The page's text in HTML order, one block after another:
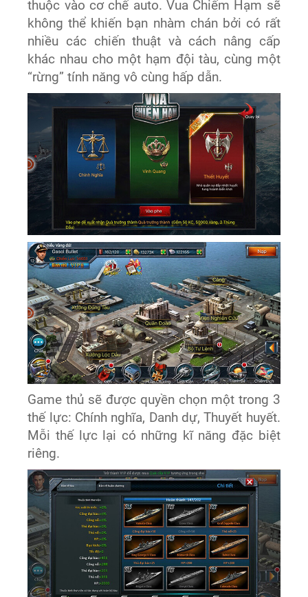
thuộc vào cơ chế auto. Vua Chiếm Hạm sẽ
không thể khiến bạn nhàm chán bởi có rất
nhiều các chiến thuật và cách nâng cấp
khác nhau cho một hạm đội tàu, cùng một
“rừng” tính năng vô cùng hấp dẫn.
Game thủ sẽ được quyền chọn một trong 3
thế lực: Chính nghĩa, Danh dự, Thuyết huyết.
Mỗi thế lực lại có những kĩ năng đặc biệt
riêng.